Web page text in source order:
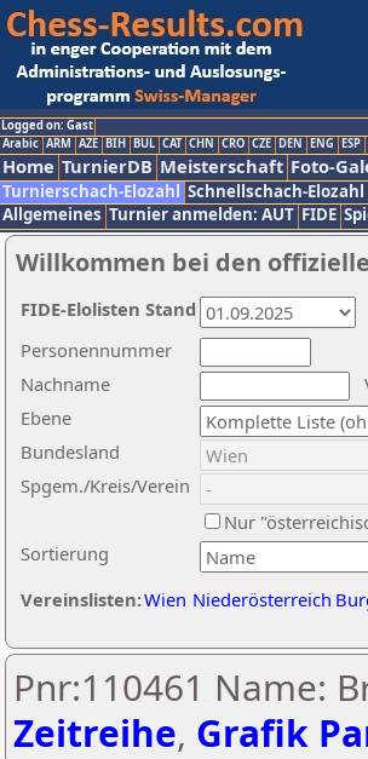
Logged on: Gast
Arabic ARM AZE BIH BUL CAT CHN CRO CZE DEN ENG ESP
Home TurnierDB Meisterschaft Foto-
Turnierschach-Elozahl Schnellschach-Elozahl
Allgemeines Turnier anmelden: AUT FIDE
Willkommen bei den
Nachname
Ebene
Sortierung
Personennummer
Bundesland
Spgem./Kreis/Verein
Nur
Vereinslisten:Wien Niederösterreich
FIDE-Elolisten Stand
Pnr:110461 Name:
Zeitreihe, Grafik